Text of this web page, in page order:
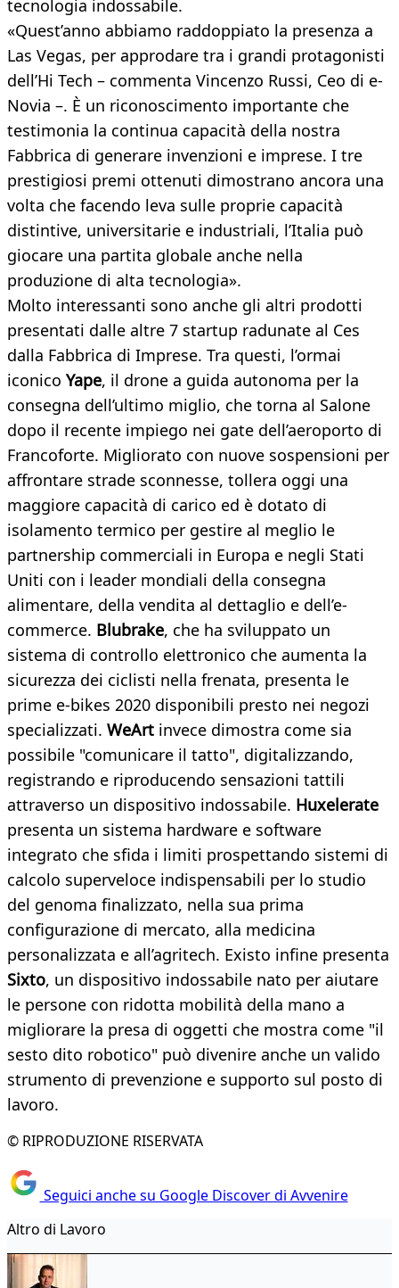
tecnologia indossabile.
«Quest’anno abbiamo raddoppiato la presenza a
Las Vegas, per approdare tra i grandi protagonisti
dell’Hi Tech – commenta Vincenzo Russi, Ceo di e-
Novia –. È un riconoscimento importante che
testimonia la continua capacità della nostra
Fabbrica di generare invenzioni e imprese. I tre
prestigiosi premi ottenuti dimostrano ancora una
volta che facendo leva sulle proprie capacità
distintive, universitarie e industriali, l’Italia può
giocare una partita globale anche nella
produzione di alta tecnologia».
Molto interessanti sono anche gli altri prodotti
presentati dalle altre 7 startup radunate al Ces
dalla Fabbrica di Imprese. Tra questi, l’ormai
iconico Yape, il drone a guida autonoma per la
consegna dell’ultimo miglio, che torna al Salone
dopo il recente impiego nei gate dell’aeroporto di
Francoforte. Migliorato con nuove sospensioni per
affrontare strade sconnesse, tollera oggi una
maggiore capacità di carico ed è dotato di
isolamento termico per gestire al meglio le
partnership commerciali in Europa e negli Stati
Uniti con i leader mondiali della consegna
alimentare, della vendita al dettaglio e dell’e-
commerce. Blubrake, che ha sviluppato un
sistema di controllo elettronico che aumenta la
sicurezza dei ciclisti nella frenata, presenta le
prime e-bikes 2020 disponibili presto nei negozi
specializzati. WeArt invece dimostra come sia
possibile "comunicare il tatto", digitalizzando,
registrando e riproducendo sensazioni tattili
attraverso un dispositivo indossabile. Huxelerate
presenta un sistema hardware e software
integrato che sfida i limiti prospettando sistemi di
calcolo superveloce indispensabili per lo studio
del genoma finalizzato, nella sua prima
configurazione di mercato, alla medicina
personalizzata e all’agritech. Existo infine presenta
Sixto, un dispositivo indossabile nato per aiutare
le persone con ridotta mobilità della mano a
migliorare la presa di oggetti che mostra come "il
sesto dito robotico" può divenire anche un valido
strumento di prevenzione e supporto sul posto di
lavoro.
© RIPRODUZIONE RISERVATA
Seguici anche su Google Discover di Avvenire
Altro di Lavoro